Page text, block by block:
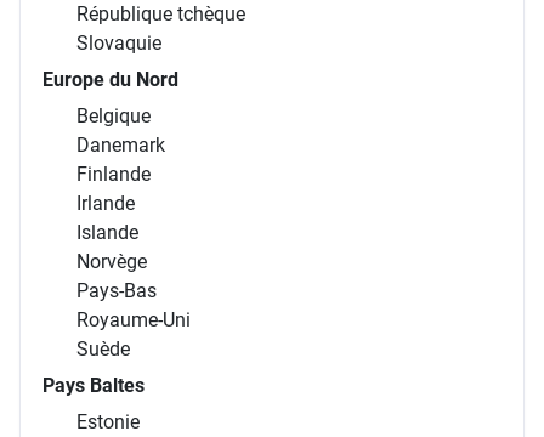
République tchèque
Slovaquie
Europe du Nord
Belgique
Danemark
Finlande
Irlande
Islande
Norvège
Pays-Bas
Royaume-Uni
Suède
Pays Baltes
Estonie